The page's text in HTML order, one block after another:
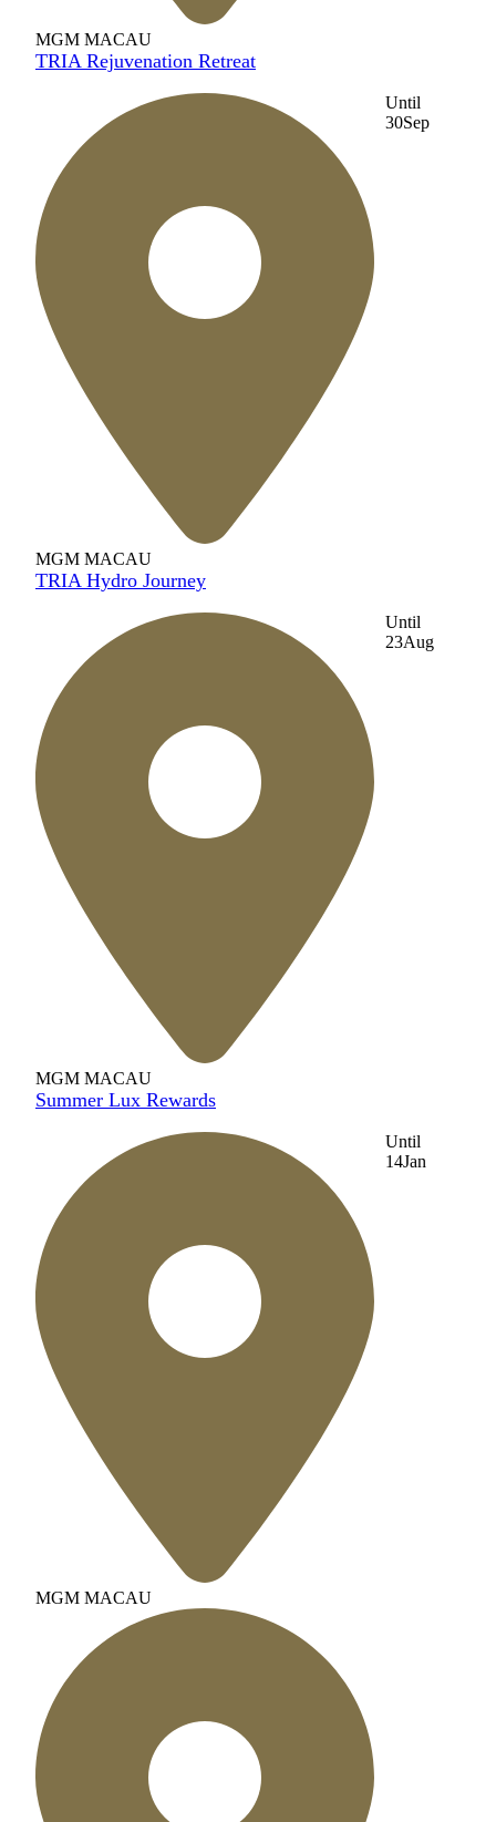
MGM MACAU
TRIA Rejuvenation Retreat
MGM MACAU
TRIA Hydro Journey
Until
30Sep
MGM MACAU
Summer Lux Rewards
Until
23Aug
MGM MACAU
Until
14Jan